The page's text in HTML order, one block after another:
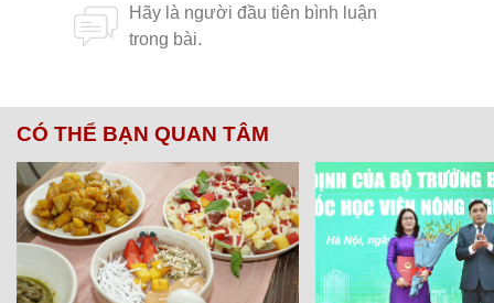
CÓ THỂ BẠN QUAN TÂM